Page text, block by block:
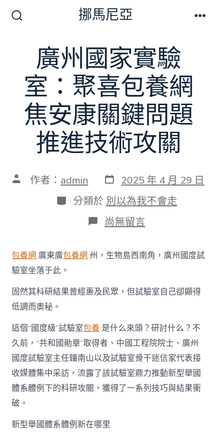
關
挪馬尼亞
廣州國家實驗
室：聚喜包養網
焦安康關鍵問題
推進技術攻關
文 作者： admin 發
表
日
期
2025 年 4 月 29 日
分
類
分類於 別以為我不會走
在
〈廣
國
家
室：
聚
養
網
焦
安
康
關
鍵
問
進
尚無留言
包養網 廣東廣包養網 州，生物島西南角，廣州國度試
驗室坐落于此。
固然其科研結果曾經惠及民眾，但試驗室自己卻顯得
低調而奧秘。
這個“國度級”試驗室包養 是什么來頭？研討什么？不
久前，“共和國勛章”取得者、中國工程院院士、廣州
國度試驗室主任鐘南山以及試驗室骨干迷信家代表接
收媒體集中采訪，流露了該試驗室鼎力推動新型舉國
體系體例下的科研攻關，獲得了一系列技巧與結果衝
破。
新型舉國體系體例新在哪里